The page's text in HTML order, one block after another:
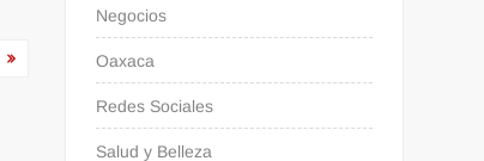
Negocios
Oaxaca
Redes Sociales
Salud y Belleza